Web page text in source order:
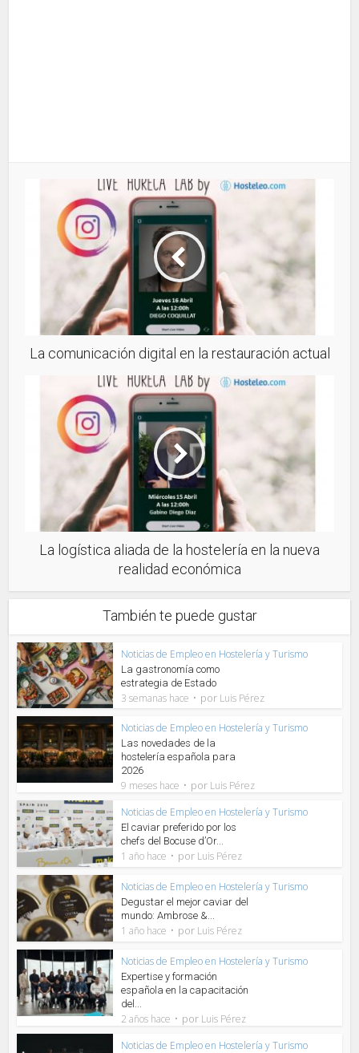
La comunicación digital en la restauración actual
La logística aliada de la hostelería en la nueva
realidad económica
También te puede gustar
Noticias de Empleo en Hostelería y Turismo
La gastronomía como
estrategia de Estado
3 semanas hace por Luis Pérez
Noticias de Empleo en Hostelería y Turismo
Las novedades de la
hostelería española para
2026
9 meses hace por Luis Pérez
Noticias de Empleo en Hostelería y Turismo
El caviar preferido por los
chefs del Bocuse d’Or...
1 año hace por Luis Pérez
Noticias de Empleo en Hostelería y Turismo
Degustar el mejor caviar del
mundo: Ambrose &...
1 año hace por Luis Pérez
Noticias de Empleo en Hostelería y Turismo
Expertise y formación
española en la capacitación
del...
2 años hace por Luis Pérez
Noticias de Empleo en Hostelería y Turismo